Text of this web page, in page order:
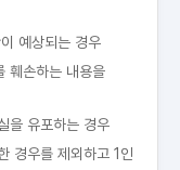
예상되는 경우
훼손하는 내용을
을 유포하는 경우
경우를 제외하고 1인